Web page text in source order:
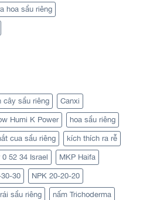
hoa sầu riêng
cây sầu riêng Canxi
Humi K Power hoa sầu riêng
cua sầu riêng kích thích ra rễ
0 52 34 Israel MKP Haifa
30 NPK 20-20-20
sầu riêng nấm Trichoderma